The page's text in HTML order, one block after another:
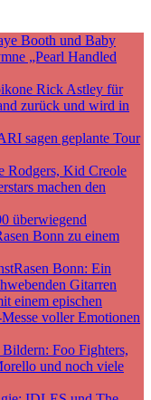
Booth und Baby
„Pearl Handled
Rick Astley für
zurück und wird in
sagen geplante Tour
Rodgers, Kid Creole
machen den
überwiegend
Bonn zu einem
Bonn: Ein
Gitarren
einem epischen
voller Emotionen
Foo Fighters,
und noch viele